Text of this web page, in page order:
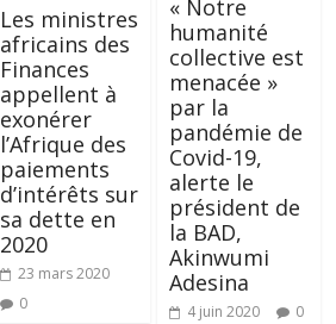
Les ministres
africains des
Finances
appellent à
exonérer
l’Afrique des
paiements
d’intérêts sur
sa dette en
2020
23 mars 2020
0
« Notre
humanité
collective est
menacée »
par la
pandémie de
Covid-19,
alerte le
président de
la BAD,
Akinwumi
Adesina
4 juin 2020 0